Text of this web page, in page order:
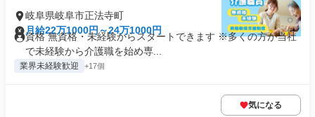
岐阜県岐阜市正法寺町
月給22万1000円～24万1000円
資格 無資格・未経験からスタートできます ※多くの方が当社
で未経験から介護職を始め専...
業界未経験歓迎 +17個
気になる